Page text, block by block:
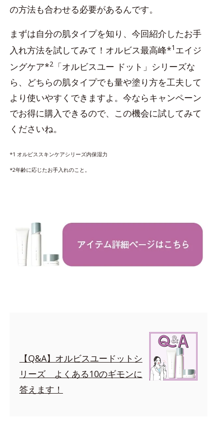
の方法も合わせる必要があるんです。
まずは自分の肌タイプを知り、今回紹介したお手
入れ方法を試してみて！オルビス最高峰*1 エイジ
ングケア*2 「オルビスユー ドット」シリーズな
ら、どちらの肌タイプでも量や塗り方を工夫して
より使いやすくできますよ。今ならキャンペーン
でお得に購入できるので、この機会に試してみて
くださいね。
*1 オルビススキンケアシリーズ内保湿力
*2年齢に応じたお手入れのこと。
【Q&A】オルビスユードットシ
リーズ よくある10のギモンに
答えます！